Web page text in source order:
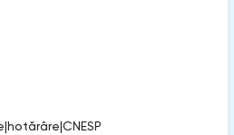
|hotărâre|CNESP